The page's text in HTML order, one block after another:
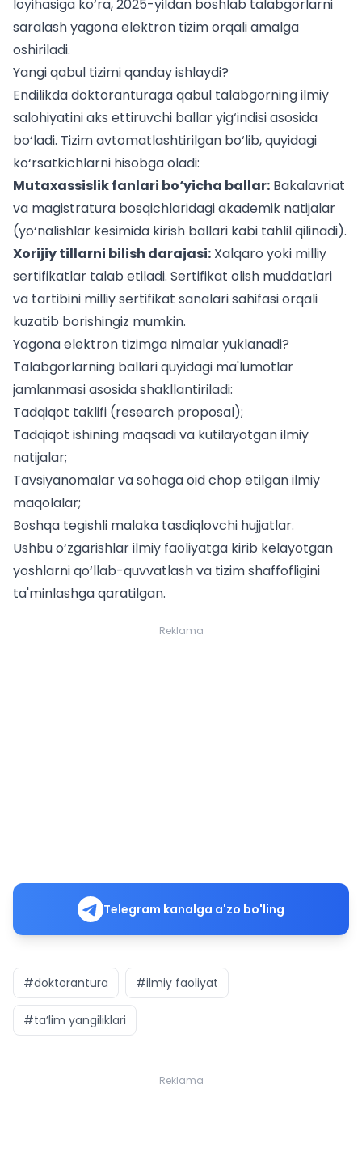
loyihasiga ko‘ra, 2025-yildan boshlab talabgorlarni
saralash yagona elektron tizim orqali amalga
oshiriladi.
Yangi qabul tizimi qanday ishlaydi?
Endilikda doktoranturaga qabul talabgorning ilmiy
salohiyatini aks ettiruvchi ballar yig‘indisi asosida
bo‘ladi. Tizim avtomatlashtirilgan bo‘lib, quyidagi
ko‘rsatkichlarni hisobga oladi:
Mutaxassislik fanlari bo‘yicha ballar: Bakalavriat
va magistratura bosqichlaridagi akademik natijalar
(yo‘nalishlar kesimida kirish ballari kabi tahlil qilinadi).
Xorijiy tillarni bilish darajasi: Xalqaro yoki milliy
sertifikatlar talab etiladi. Sertifikat olish muddatlari
va tartibini milliy sertifikat sanalarisahifasi orqali
kuzatib borishingiz mumkin.
Yagona elektron tizimga nimalar yuklanadi?
Talabgorlarning ballari quyidagi ma'lumotlar
jamlanmasi asosida shakllantiriladi:
Tadqiqot taklifi (research proposal);
Tadqiqot ishining maqsadi va kutilayotgan ilmiy
natijalar;
Tavsiyanomalar va sohaga oid chop etilgan ilmiy
maqolalar;
Boshqa tegishli malaka tasdiqlovchi hujjatlar.
Ushbu o‘zgarishlar ilmiy faoliyatga kirib kelayotgan
yoshlarni qo‘llab-quvvatlash va tizim shaffofligini
ta'minlashga qaratilgan.
Reklama
Telegram kanalga a'zo bo'ling
#doktorantura #ilmiy faoliyat
#ta’lim yangiliklari
Reklama